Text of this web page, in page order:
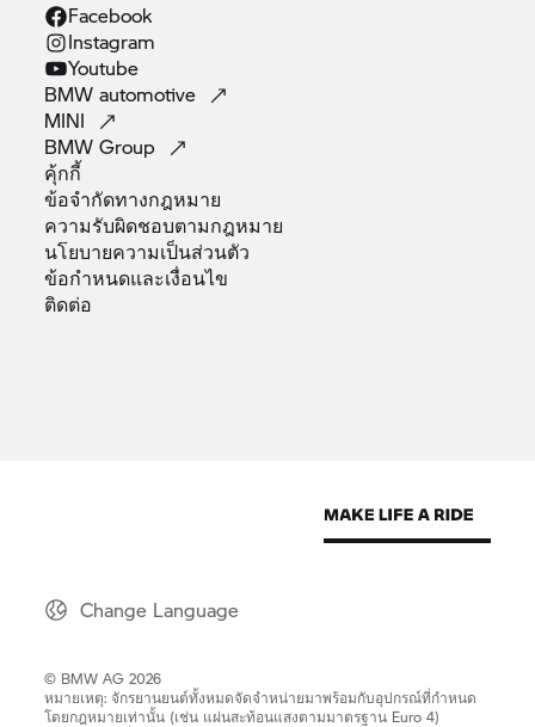
Facebook
Instagram
Youtube
BMWautomotive
MINI
BMWGroup
คุ้กกี้
ข้อจำกัดทางกฎหมาย
ความรับผิดชอบตามกฎหมาย
นโยบายความเป็นส่วนตัว
ข้อกำหนดและเงื่อนไข
ติดต่อ
Change Language
© BMW AG 2026
หมายเหตุ: จักรยานยนต์ทั้งหมดจัดจำหน่ายมาพร้อมกับอุปกรณ์ที่กำหนด
โดยกฎหมายเท่านั้น (เช่น แผ่นสะท้อนแสงตามมาตรฐาน Euro 4)